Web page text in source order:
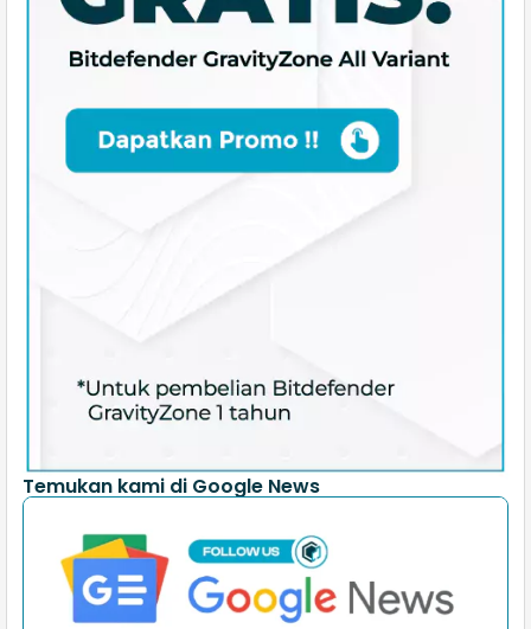
Temukan kami di Google News